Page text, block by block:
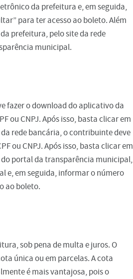
da prefeitura e, em seguida,
para ter acesso ao boleto. Além
prefeitura, pelo site da rede
municipal.
fazer o download do aplicativo da
ou CNPJ. Após isso, basta clicar em
rede bancária, o contribuinte deve
ou CNPJ. Após isso, basta clicar em
do portal da transparência municipal,
e, em seguida, informar o número
ao boleto.
sob pena de multa e juros. O
única ou em parcelas. A cota
é mais vantajosa, pois o